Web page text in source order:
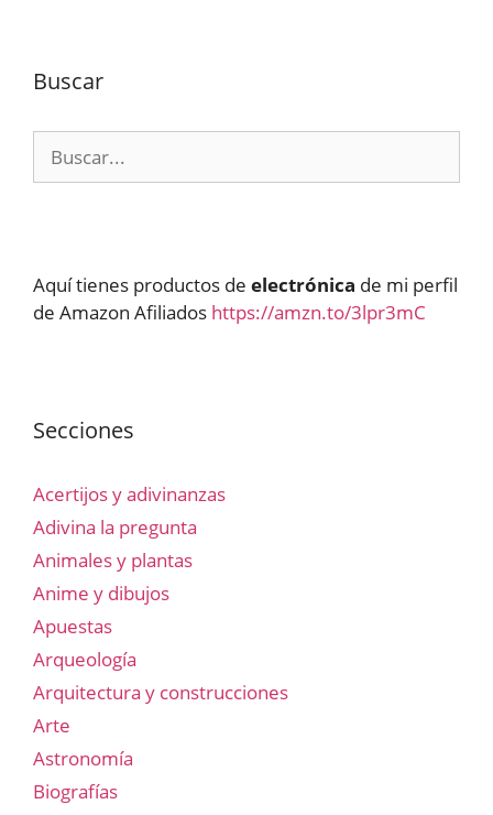
Buscar
Aquí tienes productos de electrónica de mi perfil
de Amazon Afiliados https://amzn.to/3lpr3mC
Secciones
Acertijos y adivinanzas
Adivina la pregunta
Animales y plantas
Anime y dibujos
Apuestas
Arqueología
Arquitectura y construcciones
Arte
Astronomía
Biografías